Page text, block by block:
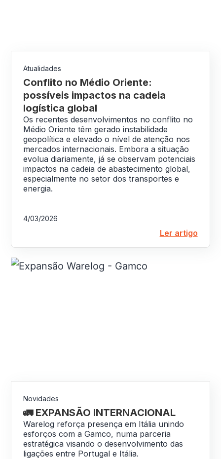
Atualidades
Conflito no Médio Oriente:
possíveis impactos na cadeia
logística global
Os recentes desenvolvimentos no conflito no
Médio Oriente têm gerado instabilidade
geopolítica e elevado o nível de atenção nos
mercados internacionais. Embora a situação
evolua diariamente, já se observam potenciais
impactos na cadeia de abastecimento global,
especialmente no setor dos transportes e
energia.
4/03/2026
Ler artigo
Novidades
🚛 EXPANSÃO INTERNACIONAL
Warelog reforça presença em Itália unindo
esforços com a Gamco, numa parceria
estratégica visando o desenvolvimento das
ligações entre Portugal e Itália.